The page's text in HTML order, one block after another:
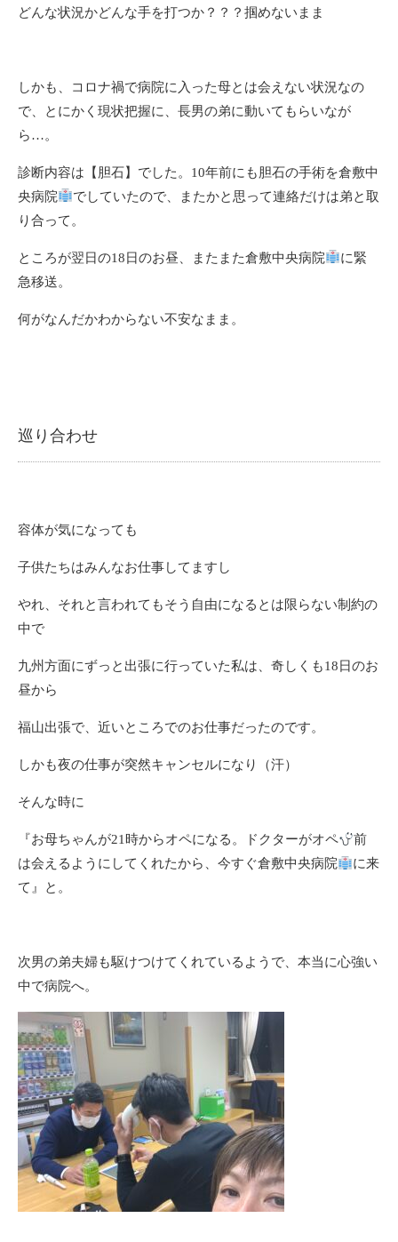
どんな状況かどんな手を打つか？？？掴めないまま
しかも、コロナ禍で病院に入った母とは会えない状況なの
で、とにかく現状把握に、長男の弟に動いてもらいなが
ら…。
診断内容は【胆石】でした。10年前にも胆石の手術を倉敷中
央病院
でしていたので、またかと思って連絡だけは弟と取
り合って。
ところが翌日の18日のお昼、またまた倉敷中央病院
に緊
急移送。
何がなんだかわからない不安なまま。
巡り合わせ
容体が気になっても
子供たちはみんなお仕事してますし
やれ、それと言われてもそう自由になるとは限らない制約の
中で
九州方面にずっと出張に行っていた私は、奇しくも18日のお
昼から
福山出張で、近いところでのお仕事だったのです。
しかも夜の仕事が突然キャンセルになり（汗）
そんな時に
『お母ちゃんが21時からオペになる。ドクターがオペ
前
は会えるようにしてくれたから、今すぐ倉敷中央病院
に来
て』と。
次男の弟夫婦も駆けつけてくれているようで、本当に心強い
中で病院へ。